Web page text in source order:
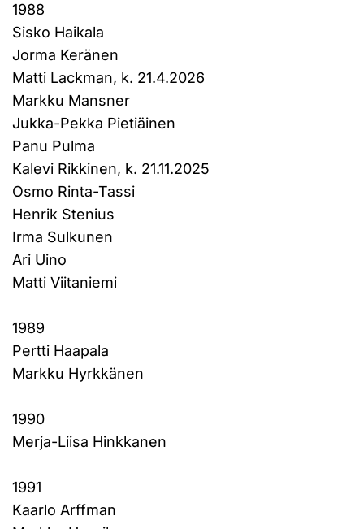
1988
Sisko Haikala
Jorma Keränen
Matti Lackman, k. 21.4.2026
Markku Mansner
Jukka-Pekka Pietiäinen
Panu Pulma
Kalevi Rikkinen, k. 21.11.2025
Osmo Rinta-Tassi
Henrik Stenius
Irma Sulkunen
Ari Uino
Matti Viitaniemi
1989
Pertti Haapala
Markku Hyrkkänen
1990
Merja-Liisa Hinkkanen
1991
Kaarlo Arffman